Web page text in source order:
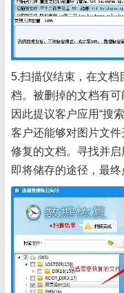
5.扫描仪结束，在文档
档。被删掉的文档有
因此提议客户应用“搜
客户还能够对图片文
修复的文档。寻找并
即将储存的途径，最终